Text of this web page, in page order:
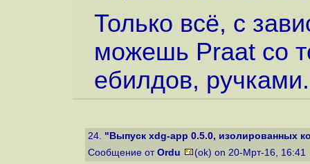
Только всё, с
можешь Praat со
ебилдов, ручками.
24. "Выпуск xdg-app 0.5.0, изолированных
Сообщение от Ordu (ok) on 20-Мрт-16, 16:41